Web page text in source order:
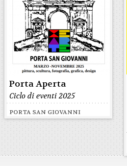
Porta Aperta
Ciclo di eventi 2025
PORTA SAN GIOVANNI